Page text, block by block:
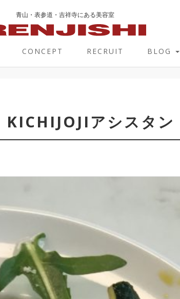
青山・表参道・吉祥寺にある美容室
CONCEPT RECRUIT BLOG
KICHIJOJIアシスタン